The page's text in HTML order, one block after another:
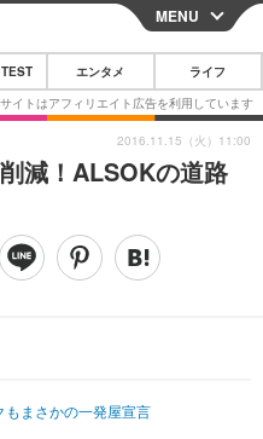
CLOSE
スマートフォン
その他
映画・ドラマ
ブログ
MENU
エンタメ ライフ
減！ALSOKの道路
もまさかの一発屋宣言
2016.11.15（火）11:00